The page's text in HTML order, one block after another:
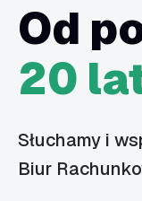
Od
20
Słuchamy i
Biur